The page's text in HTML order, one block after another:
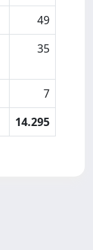
49
35
7
14.295